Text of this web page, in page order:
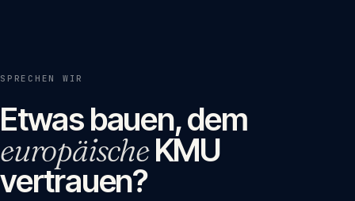
SPRECHEN WIR
Etwas bauen, dem
europäischeKMU
vertrauen?